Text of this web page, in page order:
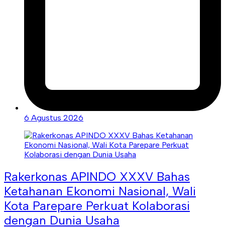
6 Agustus 2026
Rakerkonas APINDO XXXV Bahas
Ketahanan Ekonomi Nasional, Wali
Kota Parepare Perkuat Kolaborasi
dengan Dunia Usaha